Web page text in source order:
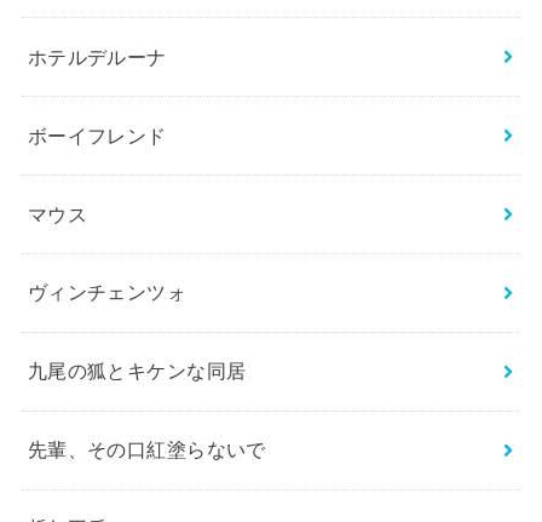
ホテルデルーナ
ボーイフレンド
マウス
ヴィンチェンツォ
九尾の狐とキケンな同居
先輩、その口紅塗らないで